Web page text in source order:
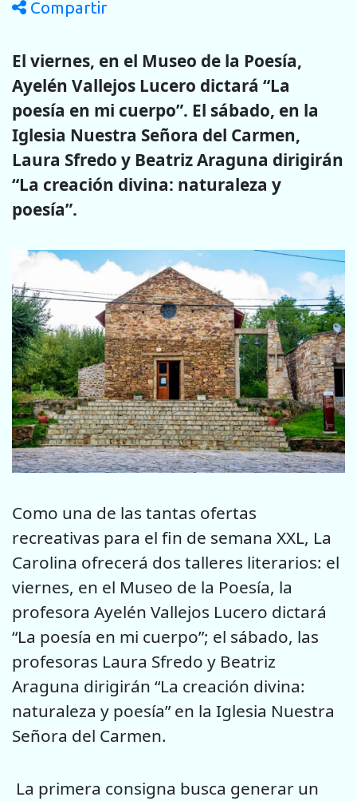
Compartir
El viernes, en el Museo de la Poesía,
Ayelén Vallejos Lucero dictará “La
poesía en mi cuerpo”. El sábado, en la
Iglesia Nuestra Señora del Carmen,
Laura Sfredo y Beatriz Araguna dirigirán
“La creación divina: naturaleza y
poesía”.
Como una de las tantas ofertas
recreativas para el fin de semana XXL, La
Carolina ofrecerá dos talleres literarios: el
viernes, en el Museo de la Poesía, la
profesora Ayelén Vallejos Lucero dictará
“La poesía en mi cuerpo”; el sábado, las
profesoras Laura Sfredo y Beatriz
Araguna dirigirán “La creación divina:
naturaleza y poesía” en la Iglesia Nuestra
Señora del Carmen.
La primera consigna busca generar un